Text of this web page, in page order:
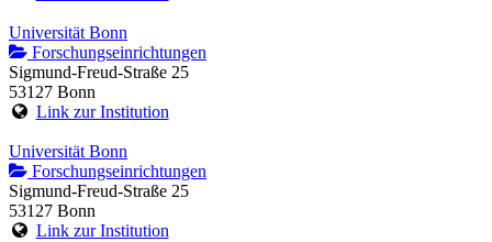
Universität Bonn
Forschungseinrichtungen
Sigmund-Freud-Straße 25
53127 Bonn
Link zur Institution
Universität Bonn
Forschungseinrichtungen
Sigmund-Freud-Straße 25
53127 Bonn
Link zur Institution